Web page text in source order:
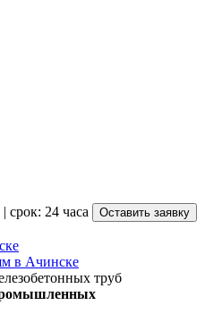
срок: 24 часа Оставить заявку
в Ачинске
труб